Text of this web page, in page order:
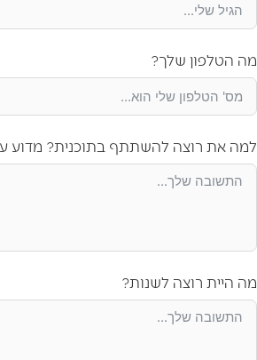
מה הטלפון שלך?
למה את רוצה להשתתף בתוכנית? מדוע
מה היית רוצה לשנות?